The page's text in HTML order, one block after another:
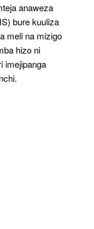
anaweza
bure kuuliza
meli na mizigo
hizo ni
imejipanga